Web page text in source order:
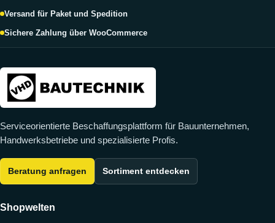
Versand für Paket und Spedition
Sichere Zahlung über WooCommerce
Serviceorientierte Beschaffungsplattform für Bauunternehmen,
Handwerksbetriebe und spezialisierte Profis.
Beratung anfragen Sortiment entdecken
Shopwelten